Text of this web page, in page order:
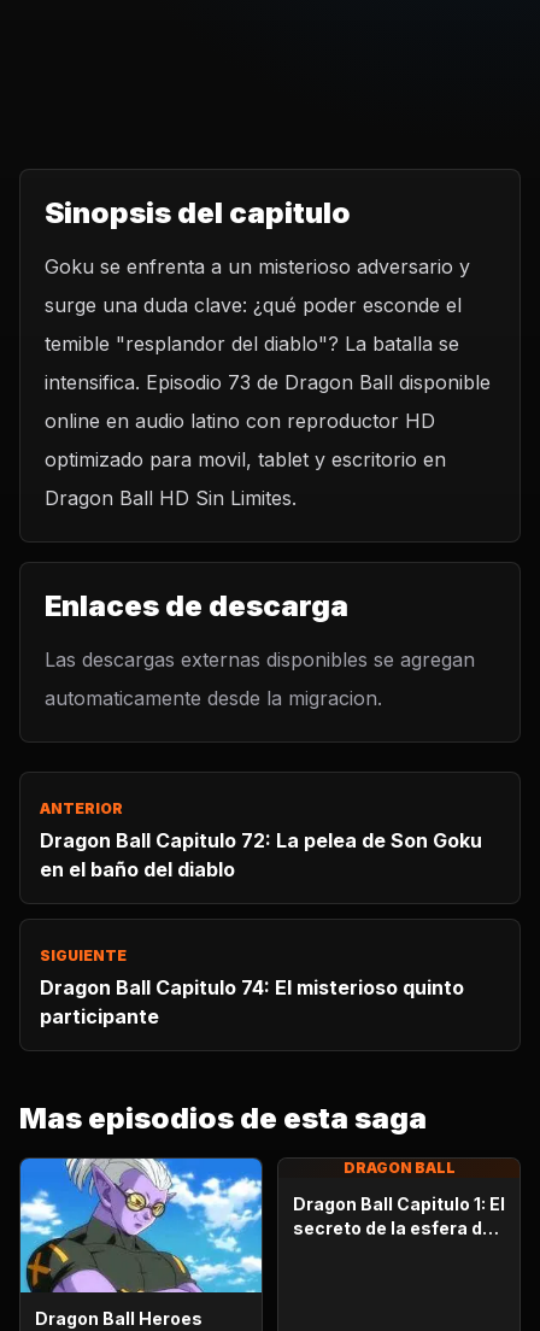
Sinopsis del capitulo
Goku se enfrenta a un misterioso adversario y
surge una duda clave: ¿qué poder esconde el
temible "resplandor del diablo"? La batalla se
intensifica. Episodio 73 de Dragon Ball disponible
online en audio latino con reproductor HD
optimizado para movil, tablet y escritorio en
Dragon Ball HD Sin Limites.
Enlaces de descarga
Las descargas externas disponibles se agregan
automaticamente desde la migracion.
ANTERIOR
Dragon Ball Capitulo 72: La pelea de Son Goku
en el baño del diablo
SIGUIENTE
Dragon Ball Capitulo 74: El misterioso quinto
participante
Mas episodios de esta saga
Dragon Ball Heroes
DRAGON BALL
Dragon Ball Capitulo 1: El
secreto de la esfera del